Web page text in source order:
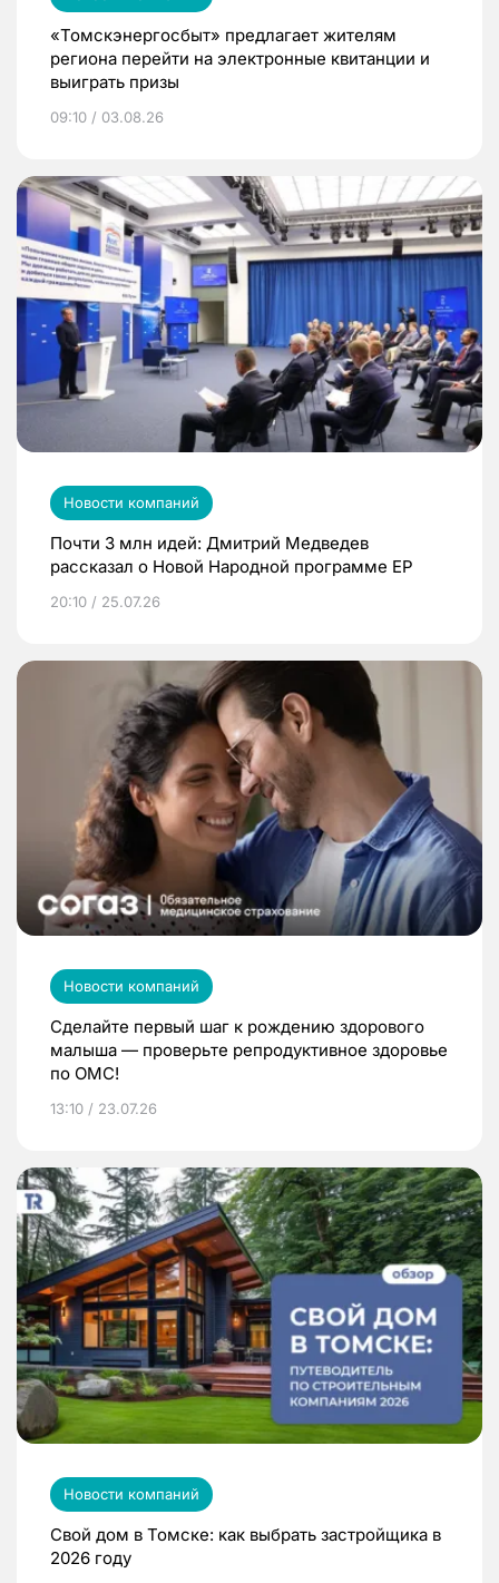
«Томскэнергосбыт» предлагает жителям
региона перейти на электронные квитанции и
выиграть призы
09:10 / 03.08.26
Новости компаний
Почти 3 млн идей: Дмитрий Медведев
рассказал о Новой Народной программе ЕР
20:10 / 25.07.26
Новости компаний
Сделайте первый шаг к рождению здорового
малыша — проверьте репродуктивное здоровье
по ОМС!
13:10 / 23.07.26
Новости компаний
Свой дом в Томске: как выбрать застройщика в
2026 году